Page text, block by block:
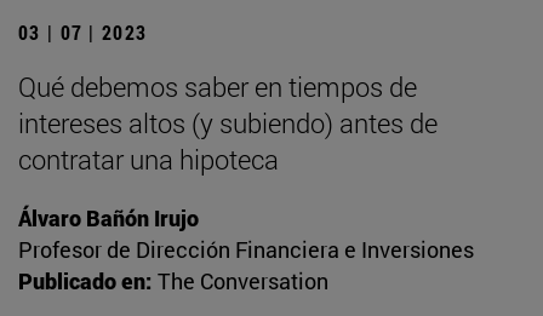
03 | 07 | 2023
Qué debemos saber en tiempos de
intereses altos (y subiendo) antes de
contratar una hipoteca
Álvaro Bañón Irujo
Profesor de Dirección Financiera e Inversiones
Publicado en: The Conversation